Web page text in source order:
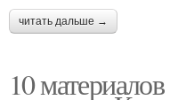
читать дальше →
10